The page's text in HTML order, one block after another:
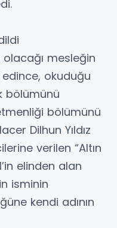
olacağı mesleğin
okuduğu
bölümünü
bölümünü
Dilhun Yıldız
verilen “Altın
elinden alan
isminin
kendi adının